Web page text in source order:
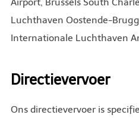
Luchthaven Oostende-
Internationale Luchthaven
Directievervoer
Ons directievervoer is